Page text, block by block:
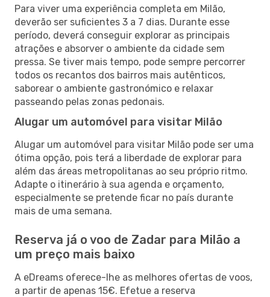
Para viver uma experiência completa em Milão,
deverão ser suficientes 3 a 7 dias. Durante esse
período, deverá conseguir explorar as principais
atrações e absorver o ambiente da cidade sem
pressa. Se tiver mais tempo, pode sempre percorrer
todos os recantos dos bairros mais autênticos,
saborear o ambiente gastronómico e relaxar
passeando pelas zonas pedonais.
Alugar um automóvel para visitar Milão
Alugar um automóvel para visitar Milão pode ser uma
ótima opção, pois terá a liberdade de explorar para
além das áreas metropolitanas ao seu próprio ritmo.
Adapte o itinerário à sua agenda e orçamento,
especialmente se pretende ficar no país durante
mais de uma semana.
Reserva já o voo de Zadar para Milão a
um preço mais baixo
A eDreams oferece-lhe as melhores ofertas de voos,
a partir de apenas 15€. Efetue a reserva